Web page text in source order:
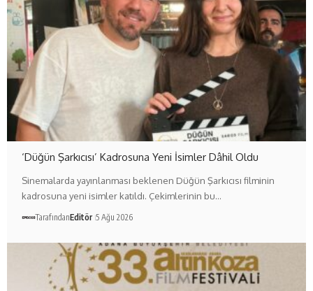
‘Düğün Şarkıcısı’ Kadrosuna Yeni İsimler Dâhil Oldu
Sinemalarda yayınlanması beklenen Düğün Şarkıcısı filminin
kadrosuna yeni isimler katıldı. Çekimlerinin bu…
TarafındanEditör 5 Ağu 2026